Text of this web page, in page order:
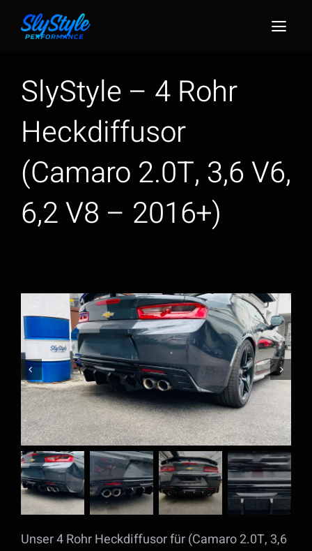
Inhalt
SlyStyle – 4 Rohr
Heckdiffusor
(Camaro 2.0T, 3,6 V6,
6,2 V8 – 2016+)
Unser 4 Rohr Heckdiffusor für (Camaro 2.0T, 3,6